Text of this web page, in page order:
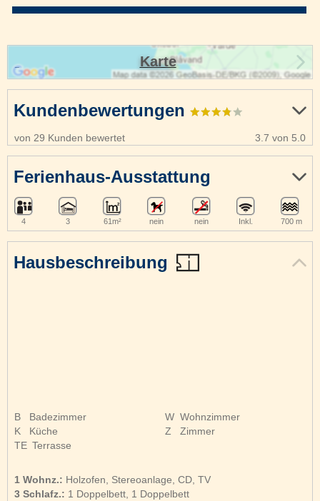
Hausbeschreibung
B
Badezimmer
K
Küche
TE Terrasse
W Wohnzimmer
Z
Zimmer
1 Wohnz.: Holzofen, Stereoanlage, CD, TV
3 Schlafz.: 1 Doppelbett, 1 Doppelbett
Kundenbewertungen
von 29 Kunden bewertet 3.7 von 5.0
Ferienhaus-Ausstattung
4 3 61m² nein nein Inkl. 700 m
Karte